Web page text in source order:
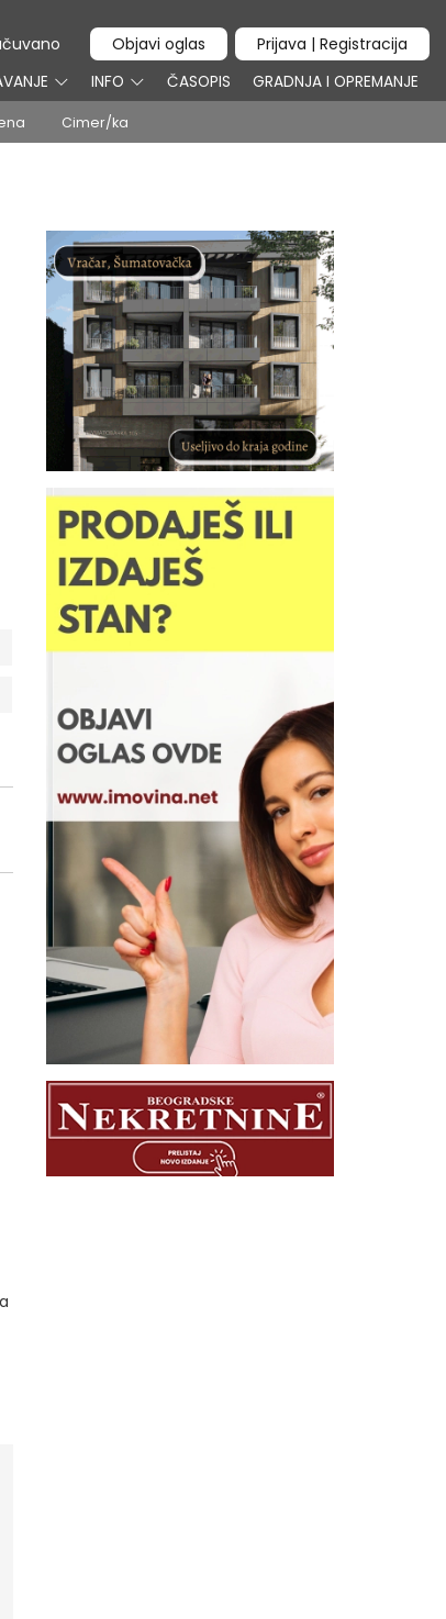
Objavi oglas Prijava | Registracija
INFO ČASOPIS GRADNJA I OPREMANJE
Cimer/ka